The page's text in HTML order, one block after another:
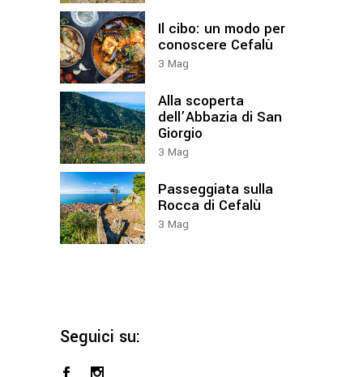
Il cibo: un modo per
conoscere Cefalù
3 Mag
Alla scoperta
dell’Abbazia di San
Giorgio
3 Mag
Passeggiata sulla
Rocca di Cefalù
3 Mag
Seguici su: